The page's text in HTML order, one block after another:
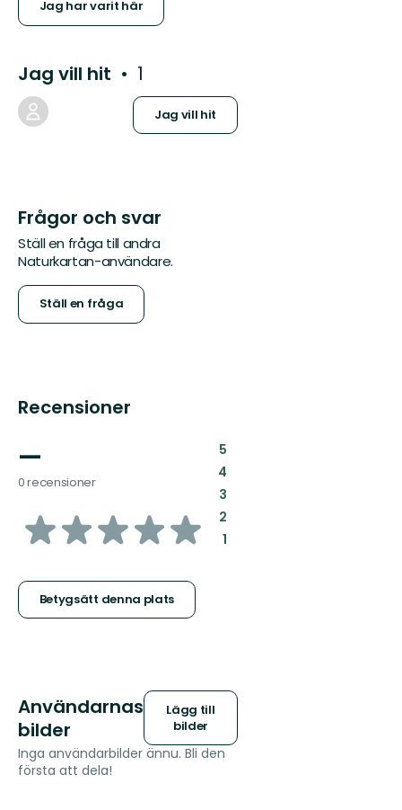
Jag har varit här
Jag vill hit 1
Jag vill hit
Frågor och svar
Ställ en fråga till andra
Naturkartan-användare.
Ställ en fråga
Recensioner
—
0 recensioner
av
stjärnor
Betygsätt denna plats
5:
4:
3:
2:
1:
Användarnas
bilder
Lägg till
bilder
Inga användarbilder ännu. Bli den
första att dela!